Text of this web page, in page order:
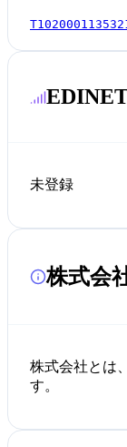
未登録
株式会
株式会社とは
す。